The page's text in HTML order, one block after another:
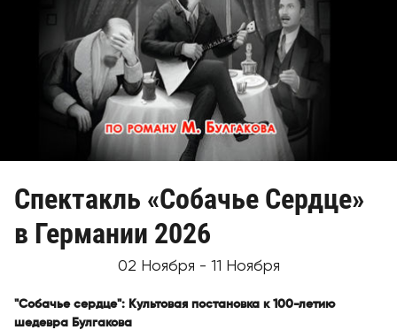
Спектакль «Собачье Сердце»
в Германии 2026
02 Ноября - 11 Ноября
"Собачье сердце": Культовая постановка к 100-летию
шедевра Булгакова